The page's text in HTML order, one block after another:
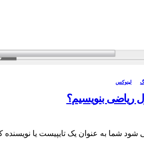
لینوکس
ریاضی بنویسیم؟
شما به عنوان یک تایپیست یا